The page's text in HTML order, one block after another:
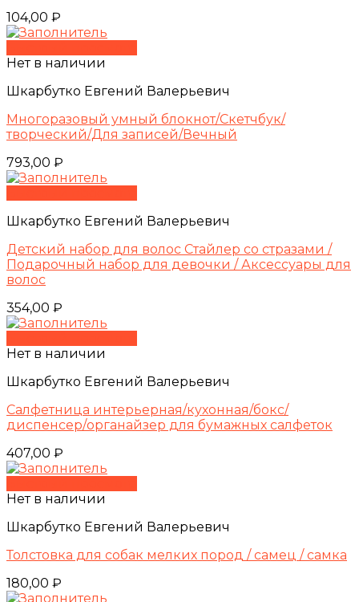
104,00 ₽
Нет в наличии
Шкарбутко Евгений Валерьевич
Многоразовый умный блокнот/Скетчбук/
творческий/Для записей/Вечный
793,00 ₽
Шкарбутко Евгений Валерьевич
Детский набор для волос Стайлер со стразами /
Подарочный набор для девочки / Аксессуары для
волос
354,00 ₽
Нет в наличии
Шкарбутко Евгений Валерьевич
Салфетница интерьерная/кухонная/бокс/
диспенсер/органайзер для бумажных салфеток
407,00 ₽
Нет в наличии
Шкарбутко Евгений Валерьевич
Толстовка для собак мелких пород / самец / самка
180,00 ₽